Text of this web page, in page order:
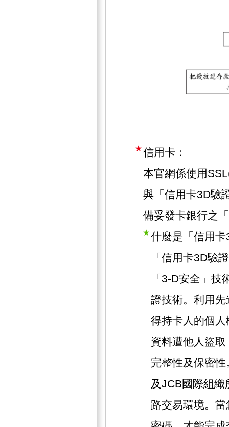
信用卡：
本官網係使用
與「信用卡3D驗
備妥發卡銀行之
什麼是「信用
「信用卡3D驗
「3-D安全」
證技術。利用
得持卡人的個
資料遭他人盜
完整性及保密
及JCB國際組
路交易環境。